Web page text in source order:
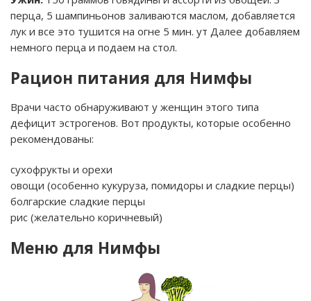
перца, 5 шампиньонов заливаются маслом, добавляется
лук и все это тушится на огне 5 мин. ут Далее добавляем
немного перца и подаем на стол.
Рацион питания для Нимфы
Врачи часто обнаруживают у женщин этого типа
дефицит эстрогенов. Вот продукты, которые особенно
рекомендованы:
сухофрукты и орехи
овощи (особенно кукуруза, помидоры и сладкие перцы)
болгарские сладкие перцы
рис (желательно коричневый)
Меню для Нимфы